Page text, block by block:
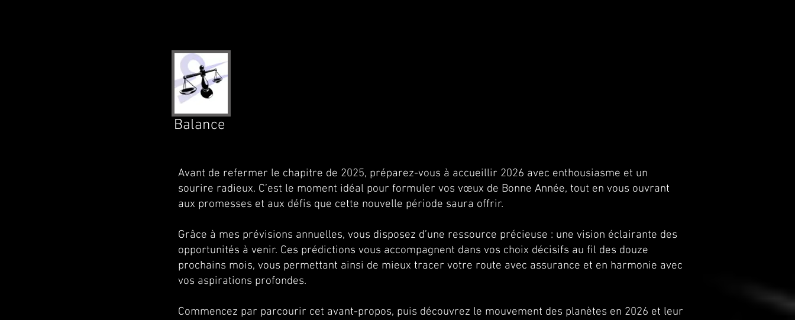
Balance
Avant de refermer le chapitre de 2025, préparez-vous à accueillir 2026 avec enthousiasme et un
sourire radieux. C’est le moment idéal pour formuler vos vœux de Bonne Année, tout en vous ouvrant
aux promesses et aux défis que cette nouvelle période saura offrir.
Grâce à mes prévisions annuelles, vous disposez d’une ressource précieuse : une vision éclairante des
opportunités à venir. Ces prédictions vous accompagnent dans vos choix décisifs au fil des douze
prochains mois, vous permettant ainsi de mieux tracer votre route avec assurance et en harmonie avec
vos aspirations profondes.
Commencez par parcourir cet avant-propos, puis découvrez le mouvement des planètes en 2026 et leur